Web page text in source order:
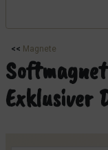
<< Magnete
Exklusiver